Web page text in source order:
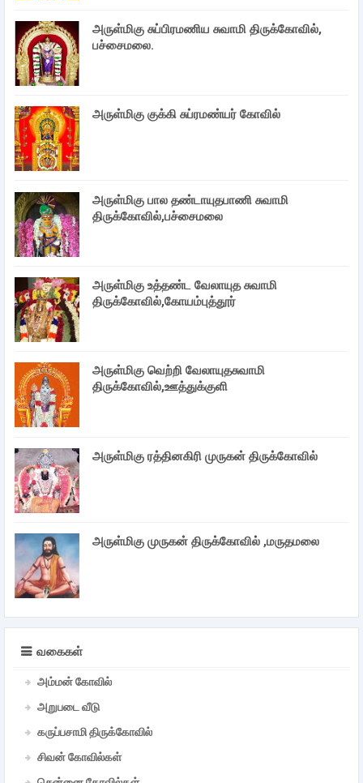
அருள்மிகு சுப்பிரமணிய சுவாமி திருக்கோவில்,
பச்சைமலை.
அருள்மிகு குக்கி சுப்ரமண்யர் கோவில்
அருள்மிகு பால தண்டாயுதபாணி சுவாமி
திருக்கோவில்,பச்சைமலை
அருள்மிகு உத்தண்ட வேலாயுத சுவாமி
திருக்கோவில்,கோயம்புத்தூர்
அருள்மிகு வெற்றி வேலாயுதசுவாமி
திருக்கோவில்,ஊத்துக்குளி
அருள்மிகு ரத்தினகிரி முருகன் திருக்கோவில்
அருள்மிகு முருகன் திருக்கோவில் ,மருதமலை
வகைகள்
அம்மன் கோவில்
அறுபடை வீடு
கருப்பசாமி திருக்கோவில்
சிவன் கோவில்கள்